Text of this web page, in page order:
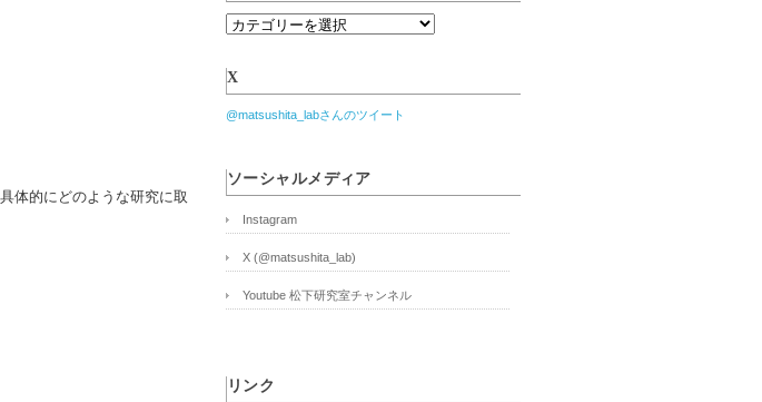
体的にどのような研究に取
イ
ブ
カ
ゴ
X
@matsushita_labさんのツイート
ソーシャルメディア
Instagram
X (@matsushita_lab)
Youtube 松下研究室チャンネル
リンク